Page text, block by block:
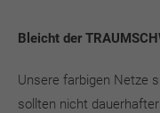
Bleicht der
Unsere farbigen Netze
sollten nicht